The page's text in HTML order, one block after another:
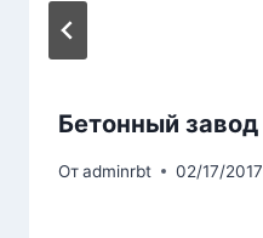
Бетонный завод
Отadminrbt 02/17/2017